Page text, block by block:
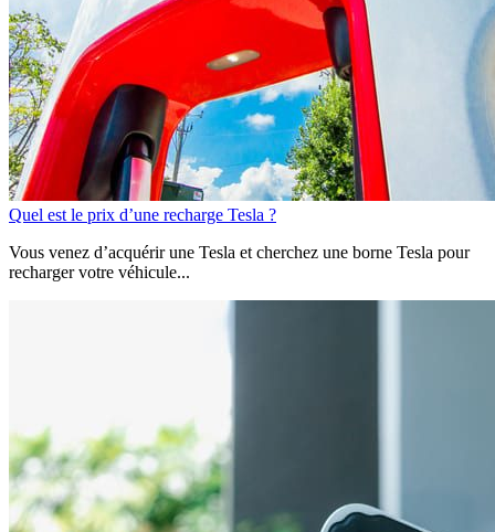
Quel est le prix d’une recharge Tesla ?
Vous venez d’acquérir une Tesla et cherchez une borne Tesla pour
recharger votre véhicule...